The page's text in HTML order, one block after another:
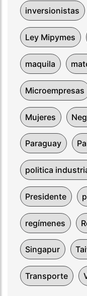
inversionistas
Ley Mipymes
maquila
Microempresas
Mujeres
Paraguay
politica
Presidente
regímenes
Singapur
Transporte